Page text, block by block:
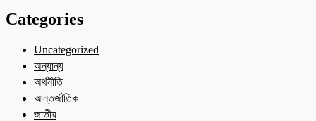
Categories
Uncategorized
অন্যান্য
অর্থনীতি
আন্তর্জাতিক
জাতীয়